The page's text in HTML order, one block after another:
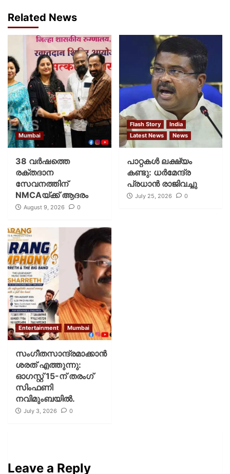
Related News
Mumbai
38 വർഷത്തെ
രക്തദാന
സേവനത്തിന്
NMCAയ്ക്ക് ആദരം
August 9, 2026 0
Flash Story
India
Latest News
News
പാറ്റകള്‍ ലക്ഷ്യം
കണ്ടു: ധര്‍മേന്ദ്ര
പ്രധാന്‍ രാജിവച്ചു
July 25, 2026 0
Entertainment Mumbai
സംഗീതസാന്ദ്രമാക്കാൻ
ശരത് എത്തുന്നു:
ഓഗസ്റ്റ് 15-ന് തരംഗ്
സിംഫണി
നവിമുംബയിൽ.
July 3, 2026 0
Leave a Reply